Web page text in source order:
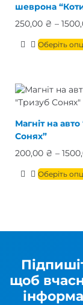
шеврона
250,00 ₴ –
Оберіть
Магніт на
Сонях”
200,00 ₴ –
Оберіть
щоб